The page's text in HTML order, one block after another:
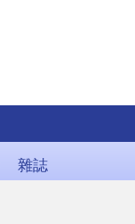
雜誌